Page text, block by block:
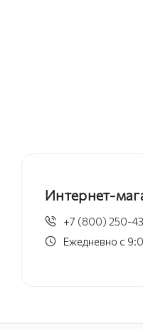
Интернет-
+7 (800) 250-
Ежедневно с